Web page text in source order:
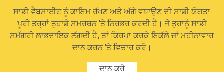
ਸਾਡੀ ਵੈਬਸਾਈਟ ਨੂੰ ਕਾਇਮ ਰੱਖਣ ਅਤੇ ਅੱਗੇ ਵਧਾਉਣ ਦੀ ਸਾਡੀ ਯੋਗਤਾ
ਪੂਰੀ ਤਰ੍ਹਾਂ ਤੁਹਾਡੇ ਸਮਰਥਨ 'ਤੇ ਨਿਰਭਰ ਕਰਦੀ ਹੈ। ਜੇ ਤੁਹਾਨੂੰ ਸਾਡੀ
ਸਮੱਗਰੀ ਲਾਭਦਾਇਕ ਲੱਗਦੀ ਹੈ, ਤਾਂ ਕਿਰਪਾ ਕਰਕੇ ਇਕੱਲੇ ਜਾਂ ਮਹੀਨਾਵਾਰ
ਦਾਨ ਕਰਨ 'ਤੇ ਵਿਚਾਰ ਕਰੋ।
ਦਾਨ ਕਰੋ